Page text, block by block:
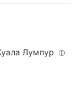
Лумпур